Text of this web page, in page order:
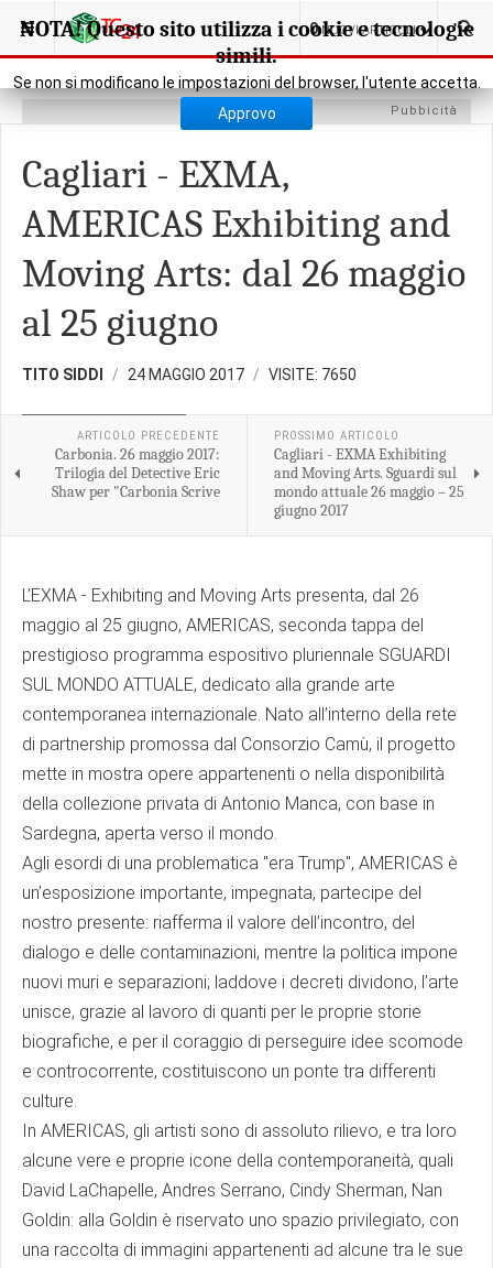
NOTA! Questo sito utilizza i cookie e tecnologie
simili.
Se non si modificano le impostazioni del browser, l'utente accetta.
Approvo
0 NUOVI ARTICOLI
SEI QUI: CULTURA EVENTI MANIFESTAZIONI
Pubbicità
Cagliari - EXMA,
AMERICAS Exhibiting and
Moving Arts: dal 26 maggio
al 25 giugno
TITO SIDDI 24 MAGGIO 2017 VISITE: 7650
ARTICOLO PRECEDENTE
Carbonia. 26 maggio 2017:
Trilogia del Detective Eric
Shaw per "Carbonia Scrive
PROSSIMO ARTICOLO
Cagliari - EXMA Exhibiting
and Moving Arts. Sguardi sul
mondo attuale 26 maggio – 25
giugno 2017
L’EXMA - Exhibiting and Moving Arts presenta, dal 26
maggio al 25 giugno, AMERICAS, seconda tappa del
prestigioso programma espositivo pluriennale SGUARDI
SUL MONDO ATTUALE, dedicato alla grande arte
contemporanea internazionale. Nato all’interno della rete
di partnership promossa dal Consorzio Camù, il progetto
mette in mostra opere appartenenti o nella disponibilità
della collezione privata di Antonio Manca, con base in
Sardegna, aperta verso il mondo.
Agli esordi di una problematica "era Trump", AMERICAS è
un’esposizione importante, impegnata, partecipe del
nostro presente: riafferma il valore dell’incontro, del
dialogo e delle contaminazioni, mentre la politica impone
nuovi muri e separazioni; laddove i decreti dividono, l’arte
unisce, grazie al lavoro di quanti per le proprie storie
biografiche, e per il coraggio di perseguire idee scomode
e controcorrente, costituiscono un ponte tra differenti
culture.
In AMERICAS, gli artisti sono di assoluto rilievo, e tra loro
alcune vere e proprie icone della contemporaneità, quali
David LaChapelle, Andres Serrano, Cindy Sherman, Nan
Goldin: alla Goldin è riservato uno spazio privilegiato, con
una raccolta di immagini appartenenti ad alcune tra le sue